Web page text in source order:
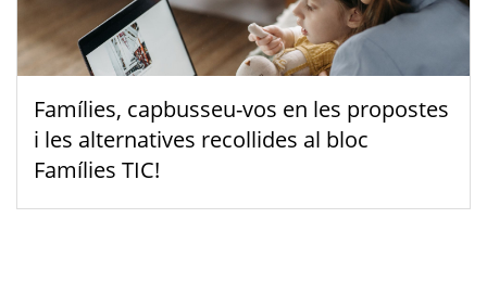
Famílies, capbusseu-vos en les propostes
i les alternatives recollides al bloc
Famílies TIC!